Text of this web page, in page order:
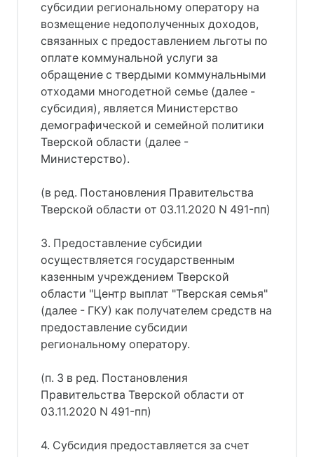
субсидии региональному оператору на
возмещение недополученных доходов,
связанных с предоставлением льготы по
оплате коммунальной услуги за
обращение с твердыми коммунальными
отходами многодетной семье (далее -
субсидия), является Министерство
демографической и семейной политики
Тверской области (далее -
Министерство).
(в ред. Постановления Правительства
Тверской области от 03.11.2020 N 491-пп)
3. Предоставление субсидии
осуществляется государственным
казенным учреждением Тверской
области "Центр выплат "Тверская семья"
(далее - ГКУ) как получателем средств на
предоставление субсидии
региональному оператору.
(п. 3 в ред. Постановления
Правительства Тверской области от
03.11.2020 N 491-пп)
4. Субсидия предоставляется за счет